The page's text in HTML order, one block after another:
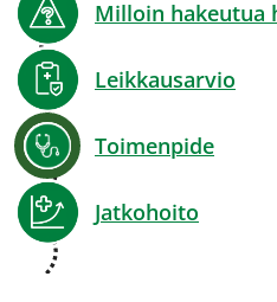
Milloin hakeutua
Leikkausarvio
Toimenpide
Jatkohoito